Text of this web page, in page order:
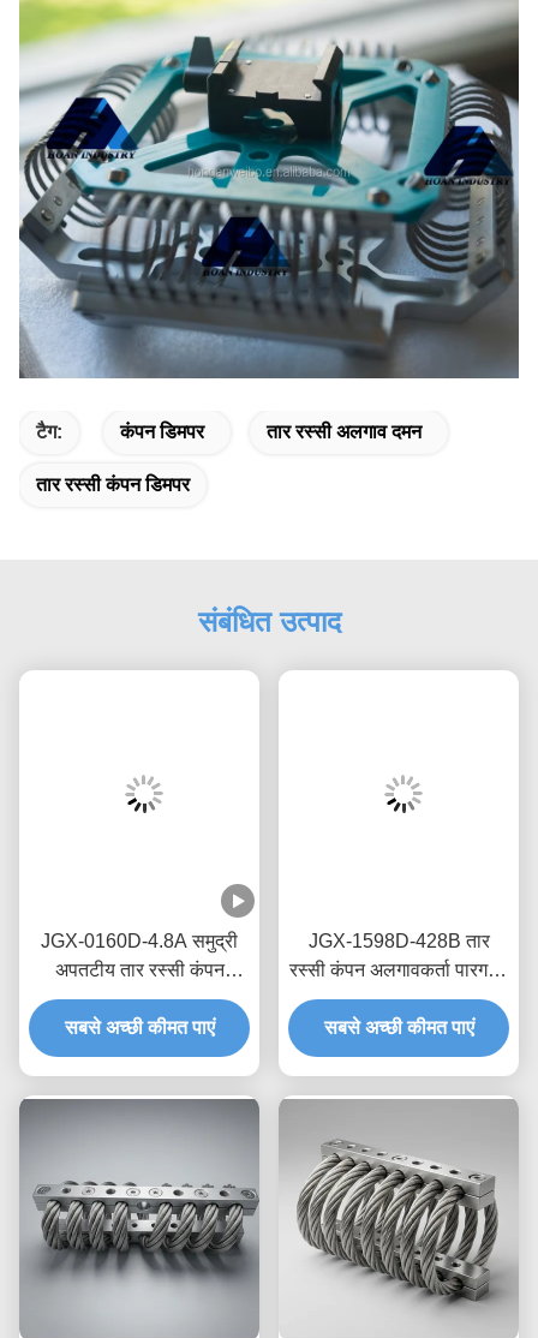
टैग: कंपन डिमपर तार रस्सी अलगाव दमन
तार रस्सी कंपन डिमपर
संबंधित उत्पाद
JGX-0160D-4.8A समुद्री
अपतटीय तार रस्सी कंपन
आइसोलेटर रखरखाव-मुक्त
स्टेनलेस स्टील शॉक माउंट
सबसे अच्छी कीमत पाएं
JGX-1598D-428B तार
रस्सी कंपन अलगावकर्ता पारगमन
नौवहन सुरक्षा के लिए शून्य क्रीप
तेल मुक्त घर्षण डिम्पिंग
सबसे अच्छी कीमत पाएं